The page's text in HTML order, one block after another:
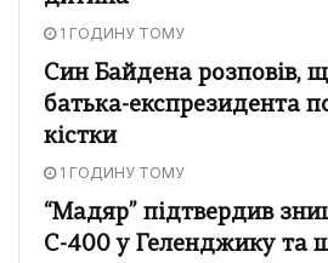
1 ГОДИНУ ТОМУ
Син Байдена розповів,
батька-експрезидента
кістки
1 ГОДИНУ ТОМУ
“Мадяр” підтвердив
С-400 у Геленджику та